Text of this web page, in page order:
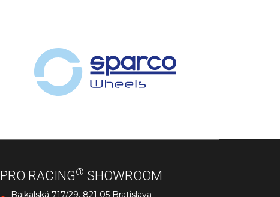
PRO RACING® SHOWROOM
Bajkalská 717/29, 821 05 Bratislava